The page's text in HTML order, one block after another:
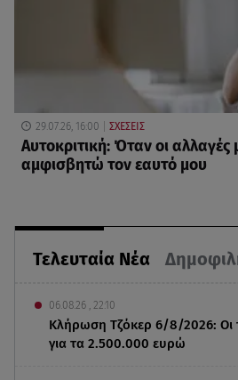
Τελευταία Νέα
06.08.26 , 22:10
Κλήρωση Τζόκερ 6/8/2026: Οι
για τα 2.500.000 ευρώ
29.07.26, 16:00 ΣΧΕΣΕΙΣ
Αυτοκριτική: Όταν οι
αμφισβητώ τον εαυτό μου